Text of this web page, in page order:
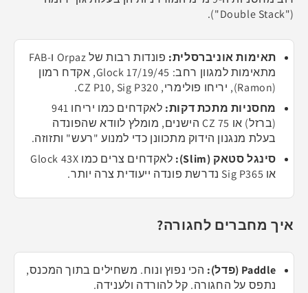
("Double Stack").
תאימות אוניברסלית:
פונדות רבות של Orpaz ו-FAB
מתאימות למגוון רחב: Glock 17/19/45, אקדח רמון
(Ramon), יריחו פולימרי, CZ P10, Sig P320.
מחסניות מתכת דקות:
לאקדחים כמו יריחו 941
(ברזל) או CZ 75 הישנים, מומלץ לוודא שהפונדה
בעלת מנגנון הידוק מתכוונן כדי למנוע "רעש" ותזוזה.
סינגל סטאק (Slim):
לאקדחים צרים כמו Glock 43X
או Sig P365 נדרשת פונדה ייעודית צרה יותר.
איך מחברים לחגורה?
Paddle (פדל):
הכי נפוץ ונוח. משחילים בתוך המכנס,
נתפס על החגורה. קל להורדה ולענידה.